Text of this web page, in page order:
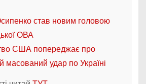
став новим головою
ОВА
США попереджає про
масований удар по Україні